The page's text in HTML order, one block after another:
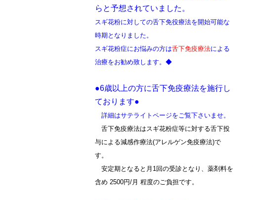
らと予想されていました。
スギ花粉に対しての舌下免役療法を開始可能な
時期となりました。
スギ花粉症にお悩みの方は舌下免疫療法による
治療をお勧め致します。 ◆
●6歳以上の方に舌下免疫療法を施行し
ております●
詳細はサテライトページをご覧下さいませ。
舌下免疫療法はスギ花粉症等に対する舌下投
与による減感作療法(アレルゲン免疫療法)で
す。
安定期となると月1回の受診となり、薬剤料を
含め 2500円/月 程度のご負担です。